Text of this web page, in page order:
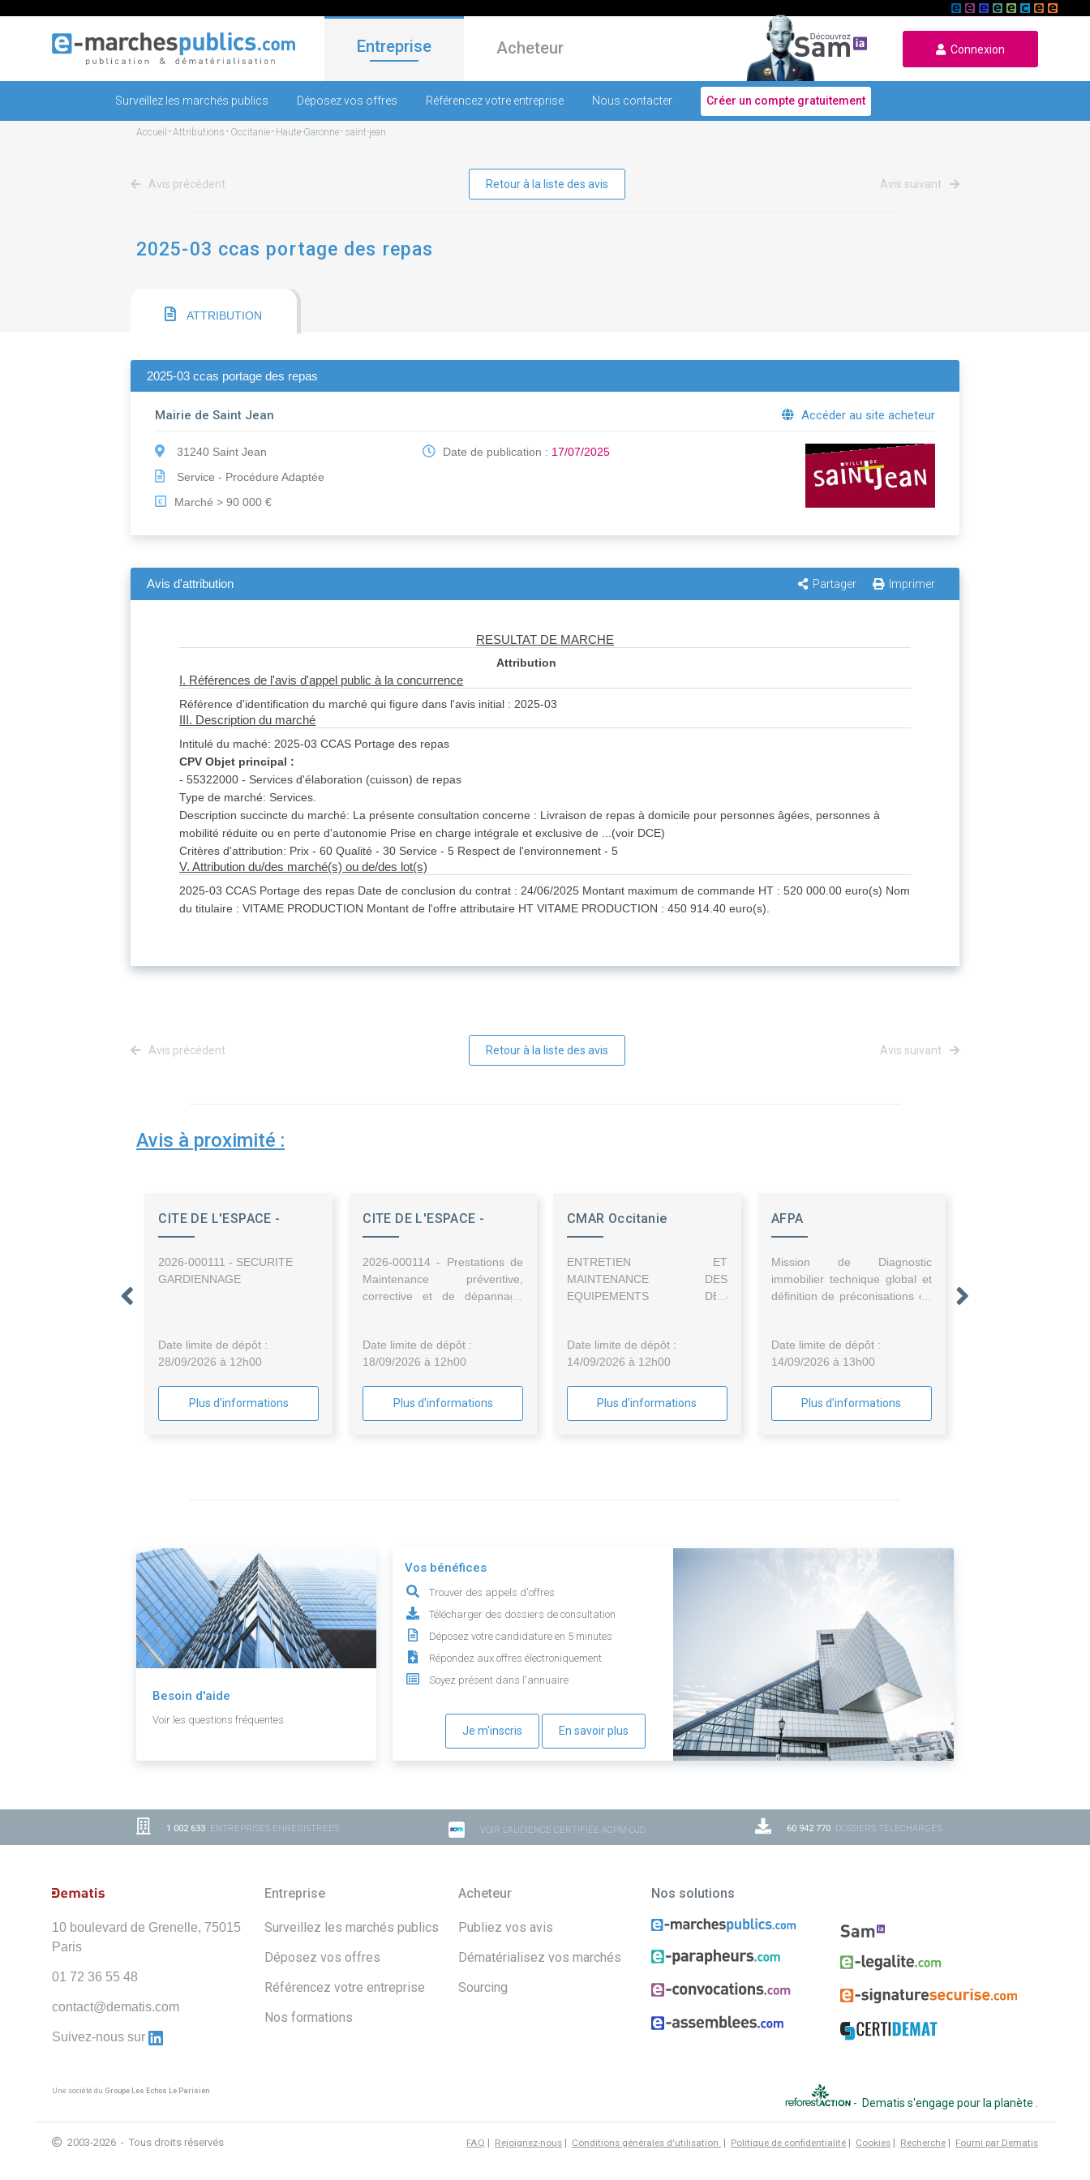
Entreprise Acheteur Connexion
Surveillez les marchés publics Déposez vos offres Référencez votre entreprise Nous contacter Créer un compte gratuitement
Accueil -Attributions - Occitanie- Haute-Garonne- saint-jean
Avis précédent Retour à la liste des avis Avis suivant
2025-03 ccas portage des repas
ATTRIBUTION
2025-03 ccas portage des repas
Mairie de Saint Jean Accéder au site acheteur
31240 Saint Jean
Service - Procédure Adaptée
€ Marché > 90 000 €
Date de publication : 17/07/2025
Avis d'attribution Partager Imprimer
RESULTAT DE MARCHE
Attribution
I. Références de l'avis d'appel public à la concurrence
Référence d'identification du marché qui figure dans l'avis initial : 2025-03
III. Description du marché
Intitulé du maché: 2025-03 CCAS Portage des repas
CPV Objet principal :
- 55322000 - Services d'élaboration (cuisson) de repas
Type de marché: Services.
Description succincte du marché: La présente consultation concerne : Livraison de repas à domicile pour personnes âgées, personnes à
mobilité réduite ou en perte d'autonomie Prise en charge intégrale et exclusive de ...(voir DCE)
Critères d'attribution: Prix - 60 Qualité - 30 Service - 5 Respect de l'environnement - 5
V. Attribution du/des marché(s) ou de/des lot(s)
2025-03 CCAS Portage des repas Date de conclusion du contrat : 24/06/2025 Montant maximum de commande HT : 520 000.00 euro(s) Nom
du titulaire : VITAME PRODUCTION Montant de l'offre attributaire HT VITAME PRODUCTION : 450 914.40 euro(s).
Avis précédent Retour à la liste des avis Avis suivant
Avis à proximité :
CITE DE L'ESPACE -
2026-000111 - SECURITE
GARDIENNAGE
Date limite de dépôt :
28/09/2026 à 12h00
Plus d'informations
CITE DE L'ESPACE -
2026-000114 - Prestations de
Maintenance préventive,
corrective et de dépannage
SEMECCEL (Cité de l'espace
et L'Envol des Pionniers)
Date limite de dépôt :
18/09/2026 à 12h00
Plus d'informations
CMAR Occitanie
ENTRETIEN ET
MAINTENANCE DES
EQUIPEMENTS DES
FORMATION NIMES
Date limite de dépôt :
14/09/2026 à 12h00
Plus d'informations
AFPA
Mission de Diagnostic
immobilier technique global et
définition de préconisations de
Date limite de dépôt :
14/09/2026 à 13h00
Plus d'informations
Besoin d'aide
Voir les questions fréquentes.
Vos bénéfices
Trouver des appels d'offres
Télécharger des dossiers de consultation
Déposez votre candidature en 5 minutes
Répondez aux offres électroniquement
Soyez présent dans l'annuaire
Je m'inscris En savoir plus
1 002 633 ENTREPRISES ENREGISTRÉES VOIR L'AUDIENCE CERTIFIÉE ACPM-OJD 60 942 770 DOSSIERS TÉLÉCHARGÉS
10 boulevard de Grenelle, 75015
Paris
01 72 36 55 48
contact@dematis.com
Suivez-nous sur
Entreprise
Surveillez les marchés publics
Déposez vos offres
Référencez votre entreprise
Nos formations
Acheteur
Publiez vos avis
Dématérialisez vos marchés
Sourcing
Nos solutions
Une société du Groupe Les Echos Le Parisien
- Dematis s'engage pour la planète
2003-2026 - Tous droits réservés FAQ | Rejoignez-nous | Conditions générales d'utilisation | Politique de confidentialité | Cookies | Recherche | Fourni par Dematis